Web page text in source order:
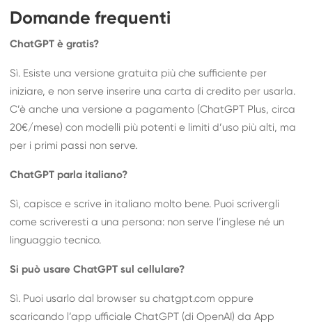
Domande frequenti
ChatGPT è gratis?
Sì. Esiste una versione gratuita più che sufficiente per
iniziare, e non serve inserire una carta di credito per usarla.
C’è anche una versione a pagamento (ChatGPT Plus, circa
20€/mese) con modelli più potenti e limiti d’uso più alti, ma
per i primi passi non serve.
ChatGPT parla italiano?
Sì, capisce e scrive in italiano molto bene. Puoi scrivergli
come scriveresti a una persona: non serve l’inglese né un
linguaggio tecnico.
Si può usare ChatGPT sul cellulare?
Sì. Puoi usarlo dal browser su chatgpt.com oppure
scaricando l’app ufficiale ChatGPT (di OpenAI) da App